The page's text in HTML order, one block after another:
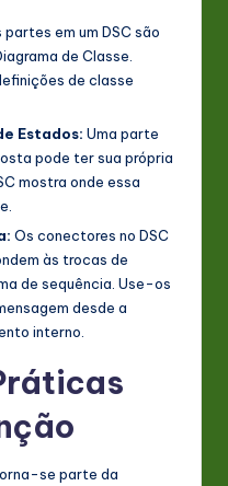
partes em um DSC são
de Classe.
de classe
Estados: Uma parte
pode ter sua própria
mostra onde essa
Os conectores no DSC
às trocas de
de sequência. Use-os
desde a
interno.
se parte da